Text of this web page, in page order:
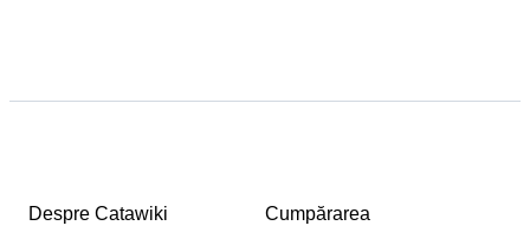
Despre Catawiki Cumpărarea